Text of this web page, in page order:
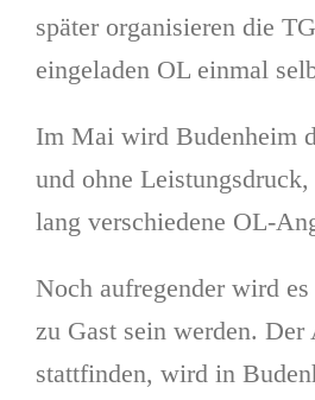
später organisieren die
eingeladen OL einmal
Im Mai wird Budenheim
und ohne
lang verschiedene OL-
Noch aufregender wird
zu Gast sein werden. Der
stattfinden, wird in